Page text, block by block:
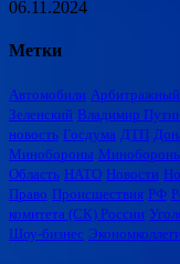
06.11.2024
Метки
Автомобили Арбитражный
Зеленский Владимир
новость Госдума ДТП
Минобороны
Область НАТО Новости
Право Происшествия РФ
комитета (СК) России
Шоу-бизнес